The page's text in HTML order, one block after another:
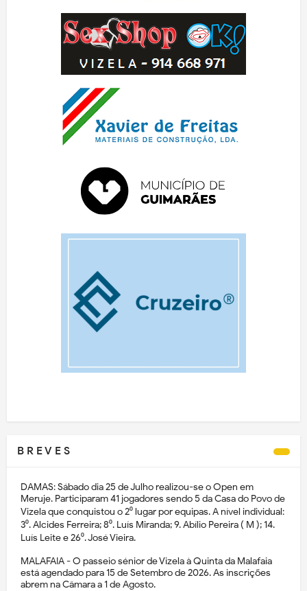
B R E V E S
DAMAS: Sábado dia 25 de Julho realizou-se o Open em
Meruje. Participaram 41 jogadores sendo 5 da Casa do Povo de
Vizela que conquistou o 2⁰ lugar por equipas. A nível individual:
3⁰. Alcides Ferreira; 8⁰. Luís Miranda; 9. Abílio Pereira ( M ); 14.
Luís Leite e 26⁰. José Vieira.
MALAFAIA - O passeio sénior de Vizela à Quinta da Malafaia
está agendado para 15 de Setembro de 2026. As inscrições
abrem na Câmara a 1 de Agosto.